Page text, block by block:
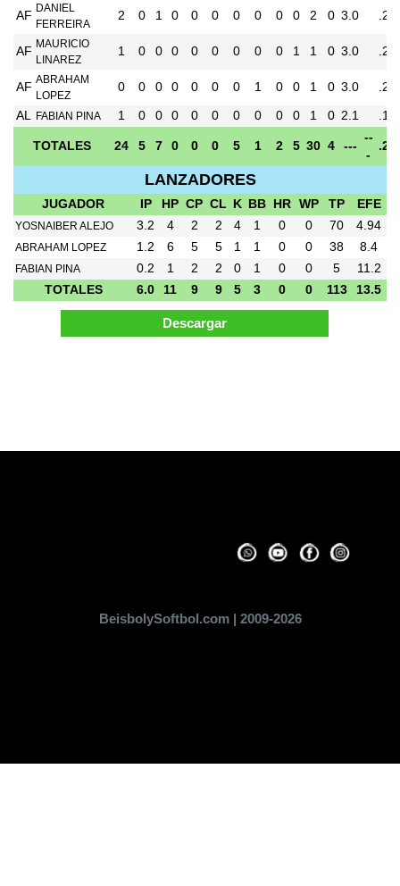
AF
DANIEL
FERREIRA
2 0 1 0 0 0 0 0 0 0 2 0 3.0
AF
MAURICIO
LINAREZ
1 0 0 0 0 0 0 0 0 1 1 0 3.0
AF
ABRAHAM
LOPEZ
0 0 0 0 0 0 0 1 0 0 1 0 3.0
AL FABIAN PINA 1 0 0 0 0 0 0 0 0 0 1 0 2.1
TOTALES 24 5 7 0 0 0 5 1 2 5 30 4 ---
--
-
LANZADORES
JUGADOR IP HP CP CL K BB HR WP TP EFE
YOSNAIBER ALEJO 3.2 4 2 2 4 1 0 0 70 4.94
ABRAHAM LOPEZ 1.2 6 5 5 1 1 0 0 38 8.4
FABIAN PINA 0.2 1 2 2 0 1 0 0 5
11.2
TOTALES
6.0 11 9 9 5 3 0 0 113 13.5
BeisbolySoftbol.com | 2009-2026